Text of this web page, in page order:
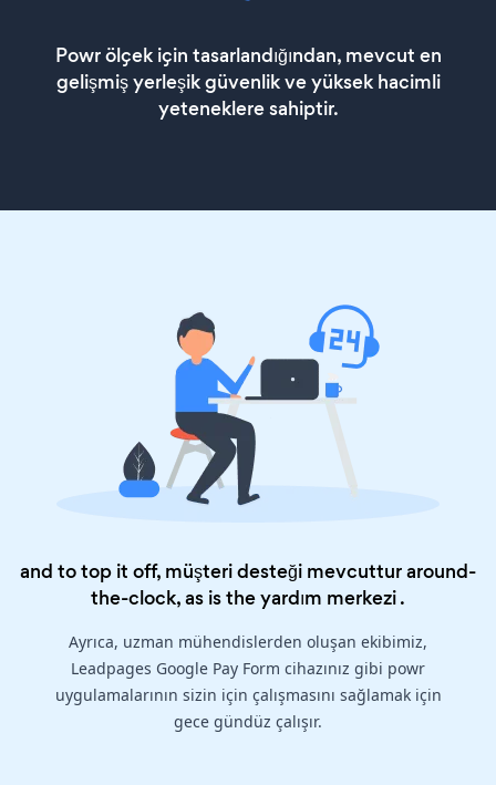
Powr ölçek için tasarlandığından, mevcut en
gelişmiş yerleşik güvenlik ve yüksek hacimli
yeteneklere sahiptir.
and to top it off, müşteri desteği mevcuttur around-
the-clock, as is theyardım merkezi.
Ayrıca, uzman mühendislerden oluşan ekibimiz,
Leadpages Google Pay Form cihazınız gibi powr
uygulamalarının sizin için çalışmasını sağlamak için
gece gündüz çalışır.